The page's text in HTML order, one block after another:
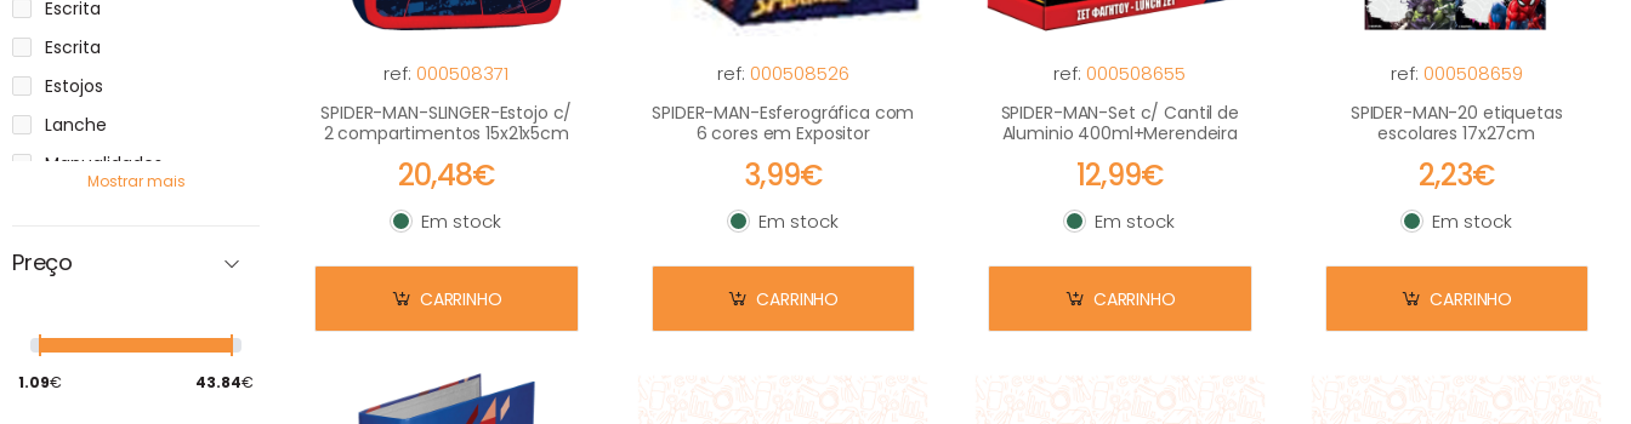
ref: 000508371
SPIDER-MAN-SLINGER-Estojo c/
2 compartimentos 15x21x5cm
20,48€
Em stock
Em stock
CARRINHO
ref: 000508526
SPIDER-MAN-Esferográfica com
6 cores em Expositor
3,99€
Em stock
Em stock
CARRINHO
ref: 000508655
SPIDER-MAN-Set c/ Cantil de
Aluminio 400ml+Merendeira
12,99€
Em stock
Em stock
CARRINHO
ref: 000508659
SPIDER-MAN-20 etiquetas
escolares 17x27cm
2,23€
Em stock
Em stock
CARRINHO
Escrita
Escrita
Estojos
Lanche
Manualidades
Sacolas
Sacos de Presente
Mostrar mais
Preço
1.09€ 43.84€